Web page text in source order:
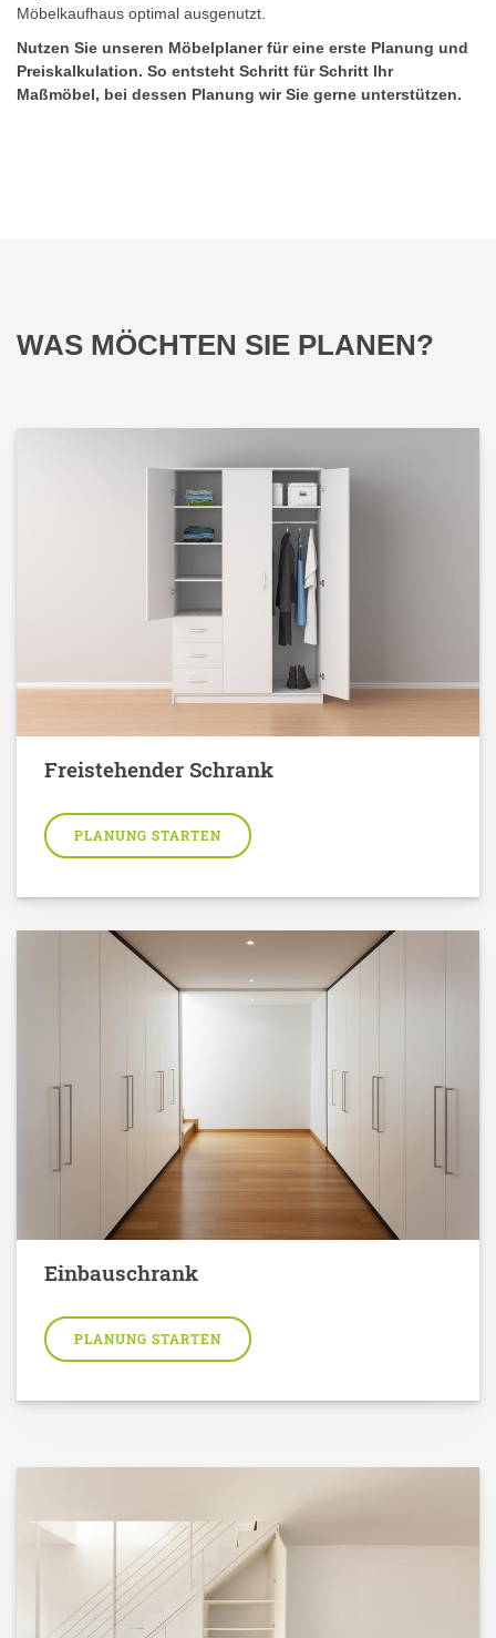
Möbelkaufhaus optimal ausgenutzt.
Nutzen Sie unseren Möbelplaner für eine erste Planung und
Preiskalkulation. So entsteht Schritt für Schritt Ihr
Maßmöbel, bei dessen Planung wir Sie gerne unterstützen.
WAS MÖCHTEN SIE PLANEN?
Freistehender Schrank
PLANUNG STARTEN
Einbauschrank
PLANUNG STARTEN